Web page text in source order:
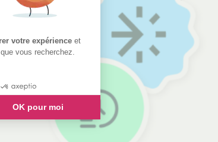
votre expérience et
vous recherchez.
OK pour moi
: Personnalisez vos Options